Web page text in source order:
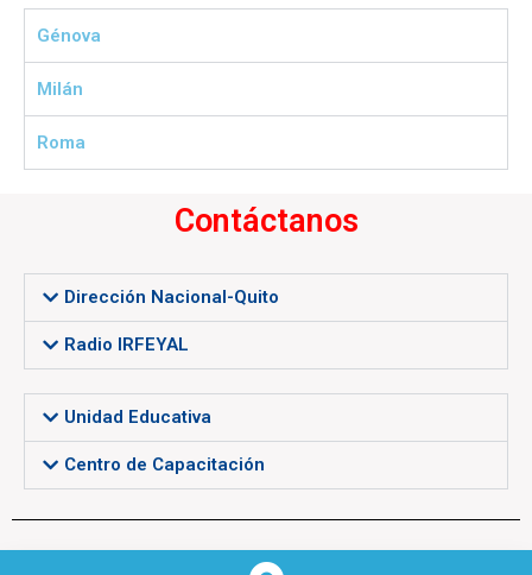
Génova
Milán
Roma
Contáctanos
Dirección Nacional-Quito
Radio IRFEYAL
Unidad Educativa
Centro de Capacitación